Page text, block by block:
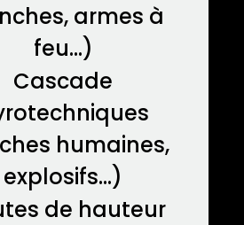
armes à
feu...)
Cascade
humaines,
explosifs...)
de hauteur